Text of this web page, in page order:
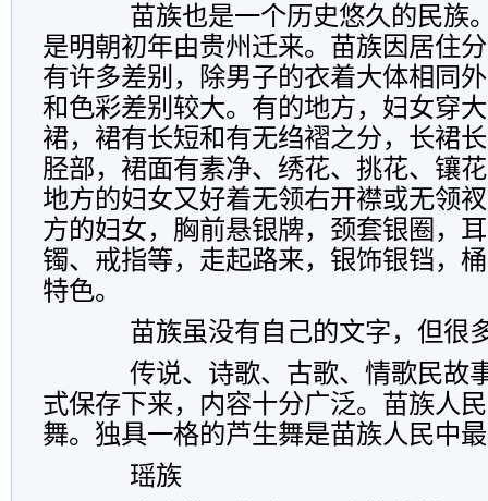
苗族也是一个历史悠久的民族
是明朝初年由贵州迁来。苗族因居住
有许多差别，除男子的衣着大体相同
和色彩差别较大。有的地方，妇女穿
裙，裙有长短和有无绉褶之分，长裙
胫部，裙面有素净、绣花、挑花、镶
地方的妇女又好着无领右开襟或无领
方的妇女，胸前悬银牌，颈套银圈，
镯、戒指等，走起路来，银饰银铛，
特色。
苗族虽没有自己的文字，但很
传说、诗歌、古歌、情歌民故
式保存下来，内容十分广泛。苗族人
舞。独具一格的芦生舞是苗族人民中
瑶族